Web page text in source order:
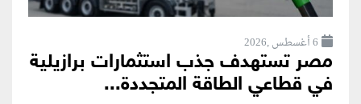
6 أغسطس ,2026
مصر تستهدف جذب استثمارات برازيلية
في قطاعي الطاقة المتجددة...